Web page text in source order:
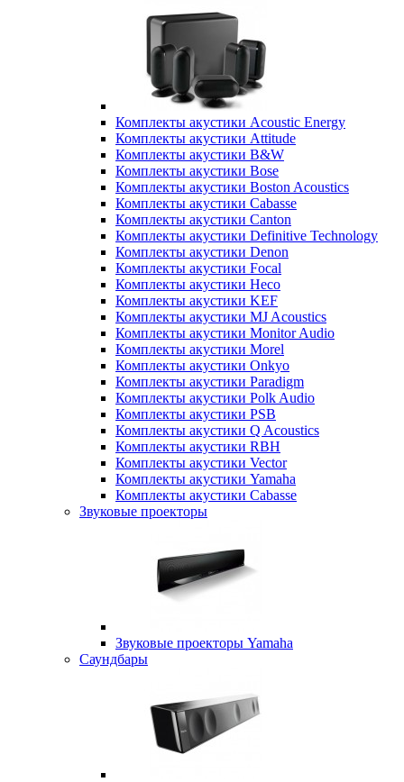
Комплекты акустики Acoustic Energy
Комплекты акустики Attitude
Комплекты акустики B&W
Комплекты акустики Bose
Комплекты акустики Boston Acoustics
Комплекты акустики Cabasse
Комплекты акустики Canton
Комплекты акустики Definitive Technology
Комплекты акустики Denon
Комплекты акустики Focal
Комплекты акустики Heco
Комплекты акустики KEF
Комплекты акустики MJ Acoustics
Комплекты акустики Monitor Audio
Комплекты акустики Morel
Комплекты акустики Onkyo
Комплекты акустики Paradigm
Комплекты акустики Polk Audio
Комплекты акустики PSB
Комплекты акустики Q Acoustics
Комплекты акустики RBH
Комплекты акустики Vector
Комплекты акустики Yamaha
Комплекты акустики Сabasse
Звуковые проекторы
Звуковые проекторы Yamaha
Саундбары